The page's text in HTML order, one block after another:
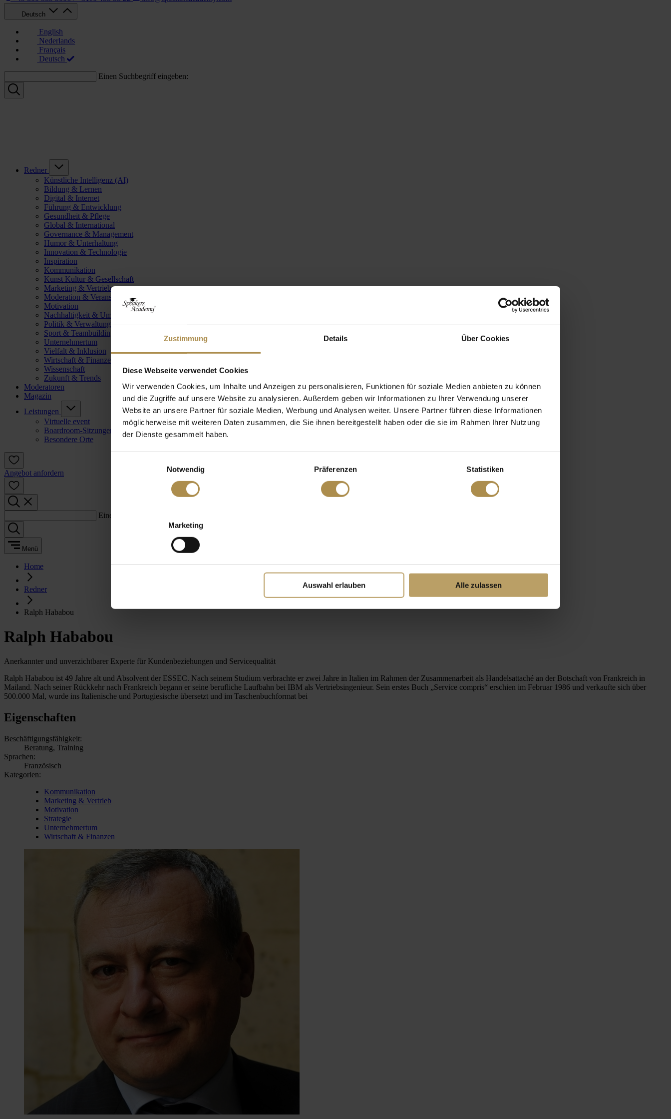
Zustimmung Details Über Cookies
Diese Webseite verwendet Cookies
Wir verwenden Cookies, um Inhalte und Anzeigen zu personalisieren, Funktionen für soziale Medien anbieten zu können
und die Zugriffe auf unsere Website zu analysieren. Außerdem geben wir Informationen zu Ihrer Verwendung unserer
Website an unsere Partner für soziale Medien, Werbung und Analysen weiter. Unsere Partner führen diese Informationen
möglicherweise mit weiteren Daten zusammen, die Sie ihnen bereitgestellt haben oder die sie im Rahmen Ihrer Nutzung
der Dienste gesammelt haben.
Notwendig
Präferenzen Statistiken
Marketing
Auswahl erlauben Alle zulassen
Deutsch
English
Nederlands
Français
Deutsch
Einen Suchbegriff eingeben:
Redner
Künstliche Intelligenz (AI)
Bildung & Lernen
Digital & Internet
Führung & Entwicklung
Gesundheit & Pflege
Global & International
Governance & Management
Humor & Unterhaltung
Innovation & Technologie
Inspiration
Kommunikation
Kunst Kultur & Gesellschaft
Marketing & Vertrieb
Moderation & Veranstaltungsleitung
Motivation
Nachhaltigkeit & Umwelt
Politik & Verwaltung
Sport & Teambuilding
Unternehmertum
Vielfalt & Inklusion
Wirtschaft & Finanzen
Wissenschaft
Zukunft & Trends
Moderatoren
Magazin
Leistungen
Virtuelle event
Boardroom-Sitzungen
Besondere Orte
Angebot anfordern
Einen Suchbegriff eingeben:
Menü
Home
Redner
Ralph Hababou
Ralph Hababou
Anerkannter und unverzichtbarer Experte für Kundenbeziehungen und Servicequalität
Ralph Hababou ist 49 Jahre alt und Absolvent der ESSEC. Nach seinem Studium verbrachte er zwei Jahre in Italien im Rahmen der Zusammenarbeit als Handelsattaché an der Botschaft von Frankreich in
Mailand. Nach seiner Rückkehr nach Frankreich begann er seine berufliche Laufbahn bei IBM als Vertriebsingenieur. Sein erstes Buch „Service compris“ erschien im Februar 1986 und verkaufte sich über
500.000 Mal, wurde ins Italienische und Portugiesische übersetzt und im Taschenbuchformat bei
Eigenschaften
Beschäftigungsfähigkeit:
Beratung, Training
Sprachen:
Französisch
Kategorien:
Kommunikation
Marketing & Vertrieb
Motivation
Strategie
Unternehmertum
Wirtschaft & Finanzen